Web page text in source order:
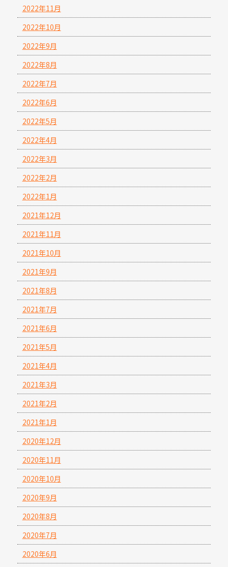
2022年11月
2022年10月
2022年9月
2022年8月
2022年7月
2022年6月
2022年5月
2022年4月
2022年3月
2022年2月
2022年1月
2021年12月
2021年11月
2021年10月
2021年9月
2021年8月
2021年7月
2021年6月
2021年5月
2021年4月
2021年3月
2021年2月
2021年1月
2020年12月
2020年11月
2020年10月
2020年9月
2020年8月
2020年7月
2020年6月